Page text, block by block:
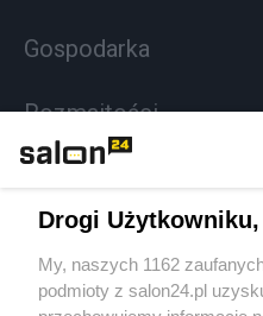
Gospodarka
Rozmaitości
Sport
Społeczeństwo
Drogi Użytkowniku,
My, naszych 1162
podmioty z salon24.pl